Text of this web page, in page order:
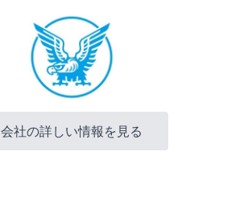
会社の詳しい情報を見る